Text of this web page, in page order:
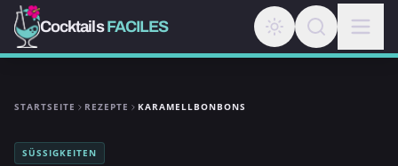
CocktailsFACILES
STARTSEITE REZEPTE KARAMELLBONBONS
SÜSSIGKEITEN